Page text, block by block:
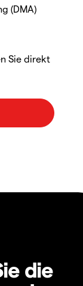
(DMA)
Sie direkt
die